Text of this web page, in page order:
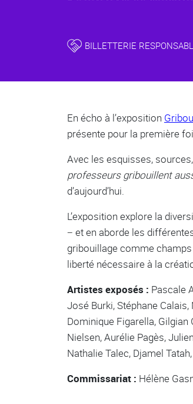
BILLETTERIE
Body
En écho à l’exposition
présente pour la première
Avec les esquisses,
professeurs gribouillent
d’aujourd’hui.
L’exposition explore la
− et en aborde les
gribouillage comme
liberté nécessaire à la
Artistes exposés : Pascale
José Burki, Stéphane
Dominique Figarella, Gilgian
Nielsen, Aurélie Pagès,
Nathalie Talec, Djamel
Commissariat : Hélène